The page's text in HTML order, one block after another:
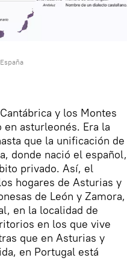
y los Montes
en asturleonés. Era la
que la unificación de
donde nació el español,
privado. Así, el
hogares de Asturias y
de León y Zamora,
en la localidad de
en los que vive
que en Asturias y
en Portugal está